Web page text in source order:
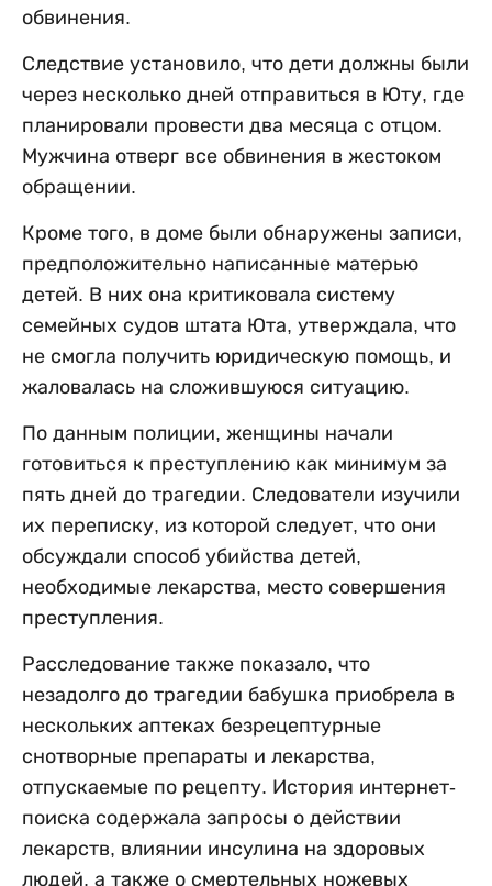
обвинения.
Следствие установило, что дети должны были
через несколько дней отправиться в Юту, где
планировали провести два месяца с отцом.
Мужчина отверг все обвинения в жестоком
обращении.
Кроме того, в доме были обнаружены записи,
предположительно написанные матерью
детей. В них она критиковала систему
семейных судов штата Юта, утверждала, что
не смогла получить юридическую помощь, и
жаловалась на сложившуюся ситуацию.
По данным полиции, женщины начали
готовиться к преступлению как минимум за
пять дней до трагедии. Следователи изучили
их переписку, из которой следует, что они
обсуждали способ убийства детей,
необходимые лекарства, место совершения
преступления.
Расследование также показало, что
незадолго до трагедии бабушка приобрела в
нескольких аптеках безрецептурные
снотворные препараты и лекарства,
отпускаемые по рецепту. История интернет-
поиска содержала запросы о действии
лекарств, влиянии инсулина на здоровых
людей, а также о смертельных ножевых